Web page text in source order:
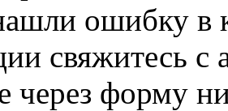
ошибку в
свяжитесь
через форму